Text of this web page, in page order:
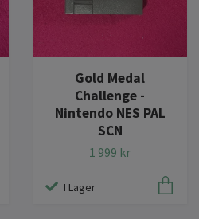
Gold Medal
Challenge -
Nintendo NES PAL
SCN
1 999 kr
I Lager